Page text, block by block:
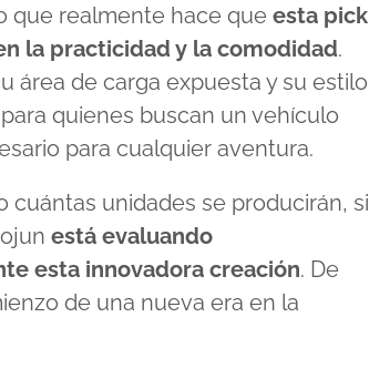
que realmente hace que esta pick
la practicidad y la comodidad.
área de carga expuesta y su estilo
quienes buscan un vehículo
para cualquier aventura.
unidades se producirán, si
está evaluando
esta innovadora creación. De
de una nueva era en la